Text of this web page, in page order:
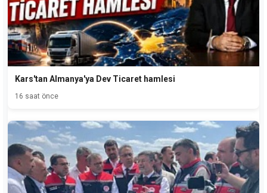
Kars'tan Almanya'ya Dev Ticaret hamlesi
16 saat önce